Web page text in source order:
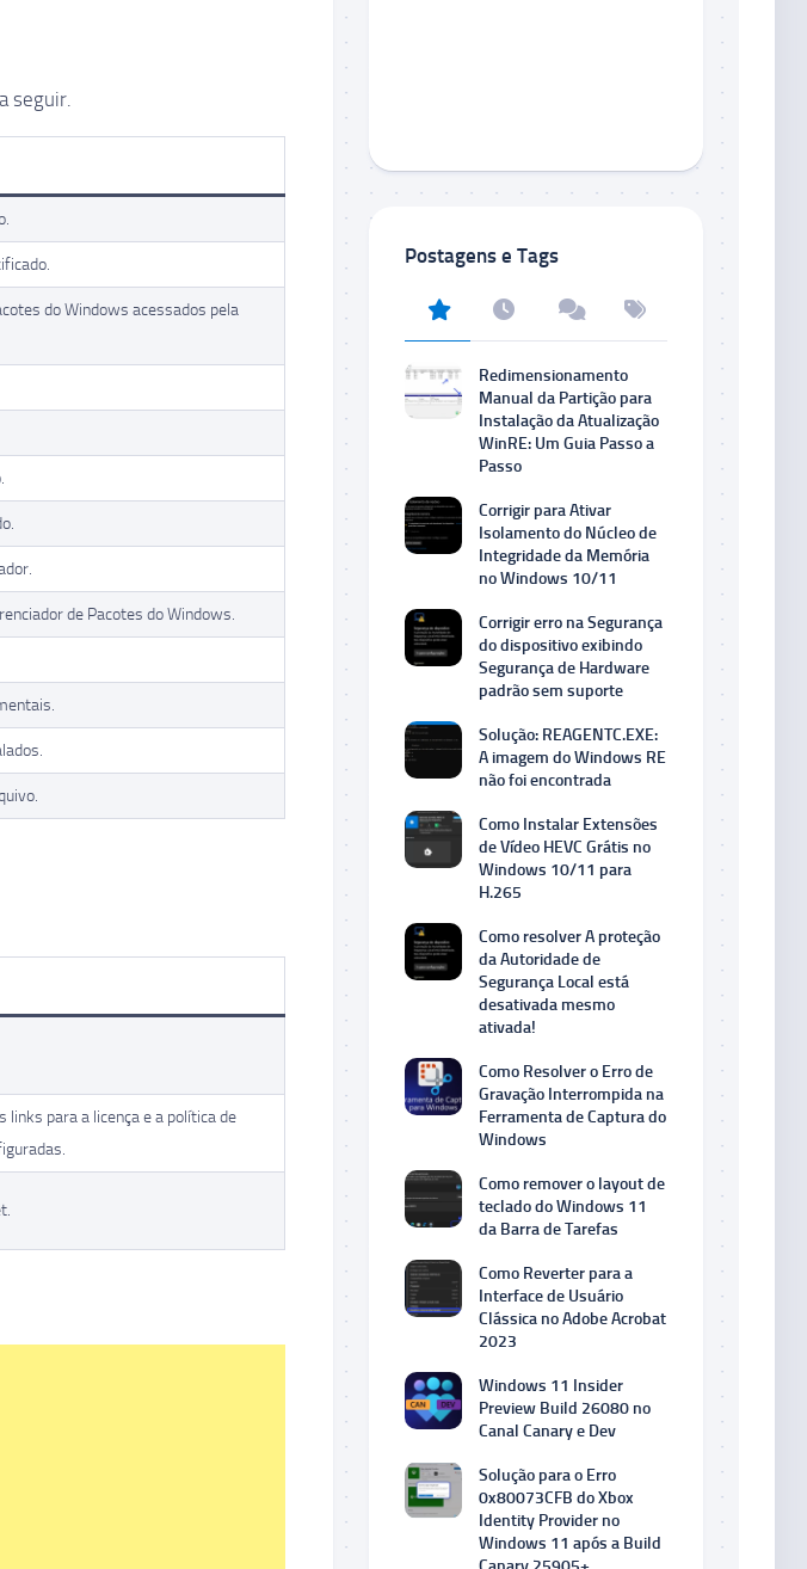
seguir.
do Windows acessados pela
de Pacotes do Windows.
para a licença e a política de
Postagens e Tags
Redimensionamento
Manual da Partição para
Instalação da Atualização
WinRE: Um Guia Passo a
Passo
Corrigir para Ativar
Isolamento do Núcleo de
Integridade da Memória
no Windows 10/11
Corrigir erro na Segurança
do dispositivo exibindo
Segurança de Hardware
padrão sem suporte
Solução: REAGENTC.EXE:
A imagem do Windows RE
não foi encontrada
Como Instalar Extensões
de Vídeo HEVC Grátis no
Windows 10/11 para
H.265
Como resolver A proteção
da Autoridade de
Segurança Local está
desativada mesmo
ativada!
Como Resolver o Erro de
Gravação Interrompida na
Ferramenta de Captura do
Windows
Como remover o layout de
teclado do Windows 11
da Barra de Tarefas
Como Reverter para a
Interface de Usuário
Clássica no Adobe Acrobat
2023
Windows 11 Insider
Preview Build 26080 no
Canal Canary e Dev
Solução para o Erro
0x80073CFB do Xbox
Identity Provider no
Windows 11 após a Build